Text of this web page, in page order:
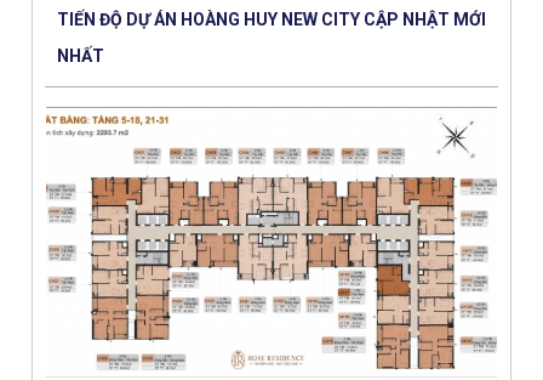
TIẾN ĐỘ DỰ ÁN HOÀNG HUY NEW CITY CẬP NHẬT MỚI
NHẤT